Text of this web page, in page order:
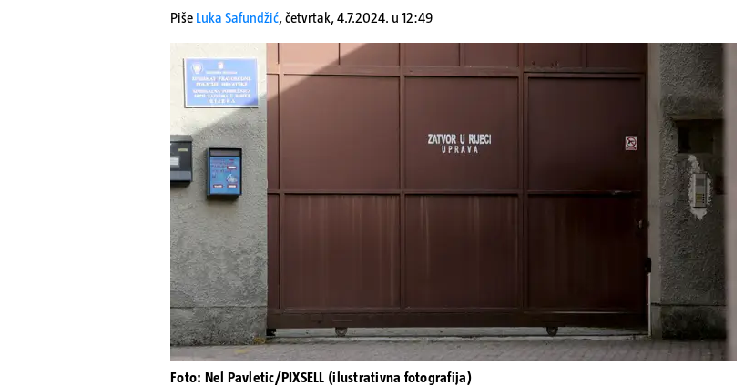
Piše Luka Safundžić,četvrtak, 4.7.2024. u 12:49
Foto: Nel Pavletic/PIXSELL (ilustrativna fotografija)